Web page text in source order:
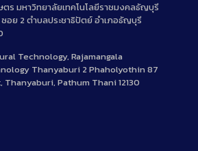
ตร มหาวิทยาลัยเทคโนโลยีราชมงคลธัญบุรี
อย 2 ตำบลประชาธิปัตย์ อำเภอธัญบุรี
Technology, Rajamangala
Thanyaburi 2 Phaholyothin 87
Pathum Thani 12130